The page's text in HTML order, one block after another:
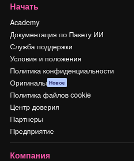
Начать
Academy
Документация по Пакету ИИ
Служба поддержки
Условия и положения
Политика конфиденциальности
Оригиналы Новое
Политика файлов cookie
Центр доверия
Партнеры
Предприятие
Компания